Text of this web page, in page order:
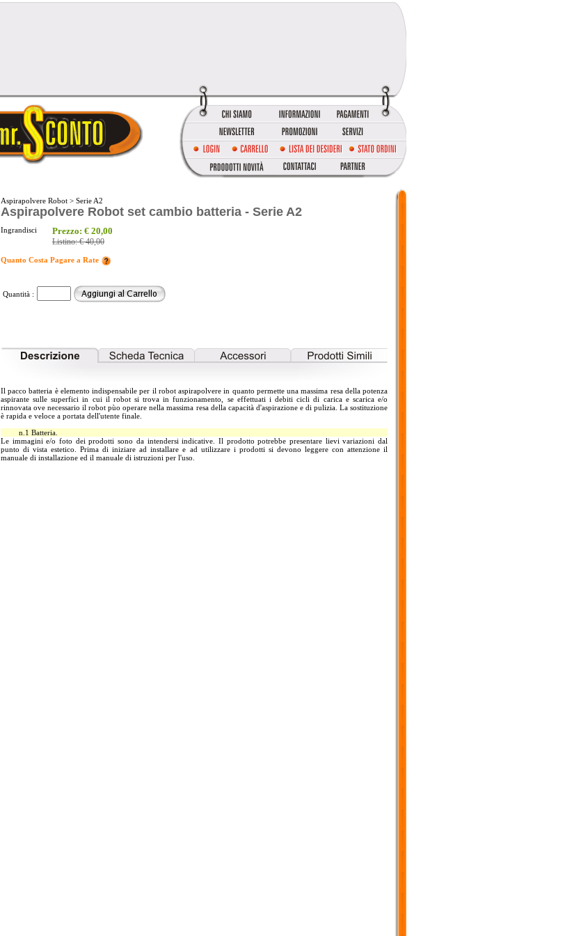
Aspirapolvere Robot > Serie A2
Aspirapolvere Robot set cambio batteria - Serie A2
Ingrandisci Prezzo: € 20,00
Listino:€ 40,00
Quanto Costa Pagare a Rate
Quantità :
Il pacco batteria è elemento indispensabile per il robot aspirapolvere in quanto permette una massima resa della potenza
aspirante sulle superfici in cui il robot si trova in funzionamento, se effettuati i debiti cicli di carica e scarica e/o
rinnovata ove necessario il robot pùo operare nella massima resa della capacità d'aspirazione e di pulizia. La sostituzione
è rapida e veloce a portata dell'utente finale.
n.1 Batteria.
Le immagini e/o foto dei prodotti sono da intendersi indicative. Il prodotto potrebbe presentare lievi variazioni dal
punto di vista estetico. Prima di iniziare ad installare e ad utilizzare i prodotti si devono leggere con attenzione il
manuale di installazione ed il manuale di istruzioni per l'uso.